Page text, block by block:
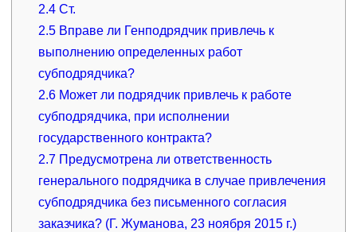
2.4 Ст.
2.5 Вправе ли Генподрядчик привлечь к
выполнению определенных работ
субподрядчика?
2.6 Может ли подрядчик привлечь к работе
субподрядчика, при исполнении
государственного контракта?
2.7 Предусмотрена ли ответственность
генерального подрядчика в случае привлечения
субподрядчика без письменного согласия
заказчика? (Г. Жуманова, 23 ноября 2015 г.)